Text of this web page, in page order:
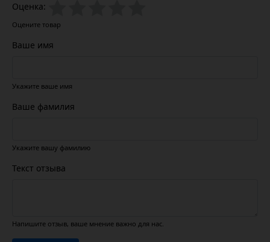
Оценка:
Оцените товар
Ваше имя
Укажите ваше имя
Ваше фамилия
Укажите вашу фамилию
Текст отзыва
Напишите отзыв, ваше мнение важно для нас.